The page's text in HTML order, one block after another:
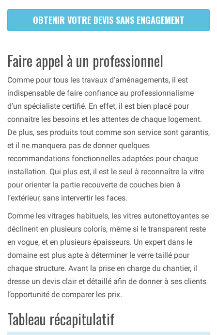
OBTENIR VOTRE DEVIS SANS ENGAGEMENT
Faire appel à un professionnel
Comme pour tous les travaux d’aménagements, il est
indispensable de faire confiance au professionnalisme
d’un spécialiste certifié. En effet, il est bien placé pour
connaitre les besoins et les attentes de chaque logement.
De plus, ses produits tout comme son service sont garantis,
et il ne manquera pas de donner quelques
recommandations fonctionnelles adaptées pour chaque
installation. Qui plus est, il est le seul à reconnaître la vitre
pour orienter la partie recouverte de couches bien à
l’extérieur, sans intervertir les faces.
Comme les vitrages habituels, les vitres autonettoyantes se
déclinent en plusieurs coloris, même si le transparent reste
en vogue, et en plusieurs épaisseurs. Un expert dans le
domaine est plus apte à déterminer le verre taillé pour
chaque structure. Avant la prise en charge du chantier, il
dresse un devis clair et détaillé afin de donner à ses clients
l’opportunité de comparer les prix.
Tableau récapitulatif